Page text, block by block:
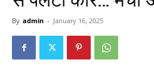
By admin - January 16, 2025